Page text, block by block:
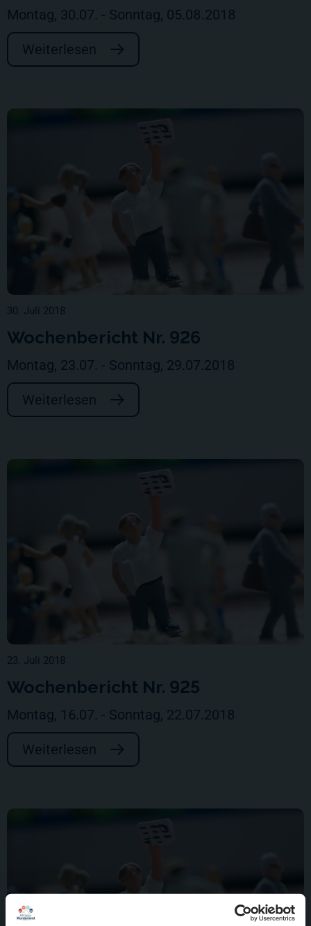
Montag, 30.07. - Sonntag, 05.08.2018
Weiterlesen
30. Juli 2018
Wochenbericht Nr. 926
Montag, 23.07. - Sonntag, 29.07.2018
Weiterlesen
23. Juli 2018
Wochenbericht Nr. 925
Montag, 16.07. - Sonntag, 22.07.2018
Weiterlesen